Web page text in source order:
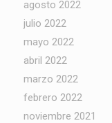
agosto 2022
julio 2022
mayo 2022
abril 2022
marzo 2022
febrero 2022
noviembre 2021